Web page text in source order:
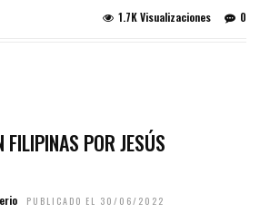
0
1.7K Visualizaciones
FILIPINAS POR JESÚS
PUBLICADO EL 30/06/2022